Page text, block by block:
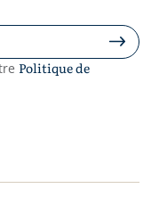
Politique de